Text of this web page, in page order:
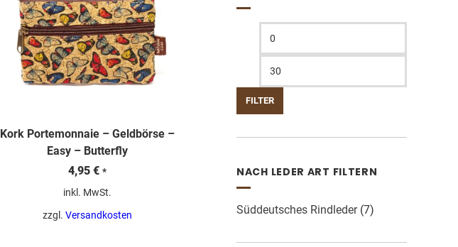
Kork Portemonnaie – Geldbörse –
Easy – Butterfly
4,95€ *
inkl. MwSt.
zzgl.Versandkosten
Min.
Preis
FILTER
NACH LEDER ART FILTERN
Süddeutsches Rindleder (7)